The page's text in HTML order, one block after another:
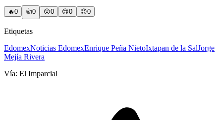
🔥0 👍0 😲0 😢0 😠0
Etiquetas
EdomexNoticias EdomexEnrique Peña NietoIxtapan de la SalJorge
Mejía Rivera
Vía: El Imparcial